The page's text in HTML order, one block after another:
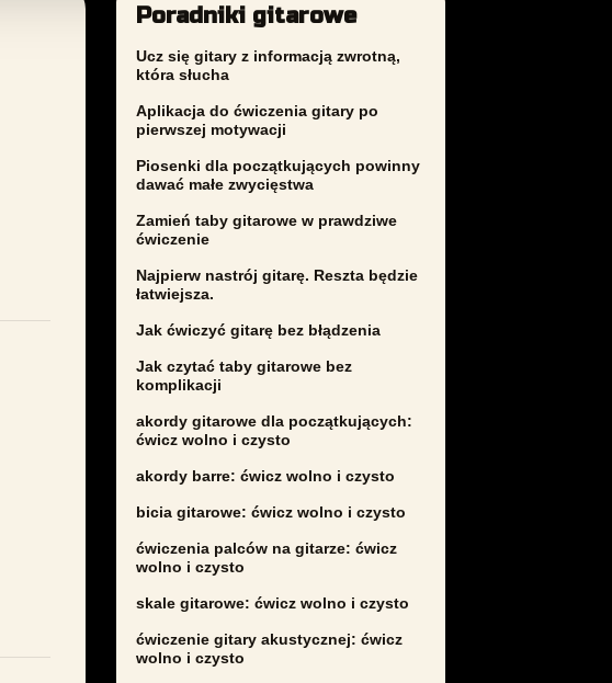
Poradniki gitarowe
Ucz się gitary z informacją zwrotną,
która słucha
Aplikacja do ćwiczenia gitary po
pierwszej motywacji
Piosenki dla początkujących powinny
dawać małe zwycięstwa
Zamień taby gitarowe w prawdziwe
ćwiczenie
Najpierw nastrój gitarę. Reszta będzie
łatwiejsza.
Jak ćwiczyć gitarę bez błądzenia
Jak czytać taby gitarowe bez
komplikacji
akordy gitarowe dla początkujących:
ćwicz wolno i czysto
akordy barre: ćwicz wolno i czysto
bicia gitarowe: ćwicz wolno i czysto
ćwiczenia palców na gitarze: ćwicz
wolno i czysto
skale gitarowe: ćwicz wolno i czysto
ćwiczenie gitary akustycznej: ćwicz
wolno i czysto